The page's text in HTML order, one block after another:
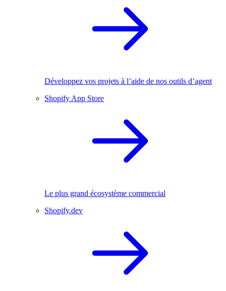
Développez vos projets à l’aide de nos outils d’agent
Shopify App Store
Le plus grand écosystème commercial
Shopify.dev